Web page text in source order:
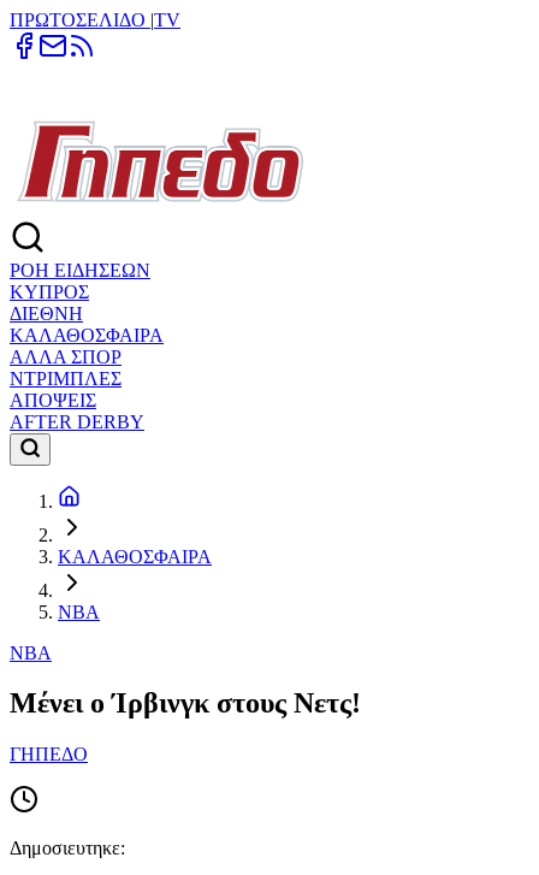
ΠΡΩΤΟΣΕΛΙΔΟ |TV
ΡΟΗ ΕΙΔΗΣΕΩΝ
ΚΥΠΡΟΣ
ΔΙΕΘΝΗ
ΚΑΛΑΘΟΣΦΑΙΡΑ
ΑΛΛΑ ΣΠΟΡ
ΝΤΡΙΜΠΛΕΣ
ΑΠΟΨΕΙΣ
AFTER DERBY
ΚΑΛΑΘΟΣΦΑΙΡΑ
NBA
NBA
Μένει ο Ίρβινγκ στους Νετς!
ΓΗΠΕΔΟ
Δημοσιευτηκε: